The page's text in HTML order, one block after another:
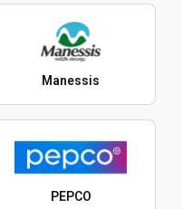
Manessis
PEPCO